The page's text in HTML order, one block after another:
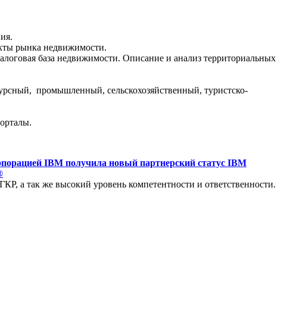
рынка недвижимости.
база недвижимости. Описание и анализ территориальных
промышленный, сельскохозяйственный, туристско-
IBM получила новый партнерский статус IBM
а так же высокий уровень компетентности и ответственности.